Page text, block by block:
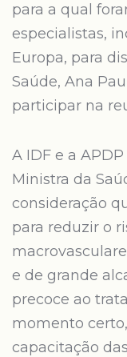
para a qual
especialistas,
Europa, para
Saúde, Ana
participar na
A IDF e a
Ministra da
consideração
para reduzir o
e de grande
precoce ao
momento
capacitação